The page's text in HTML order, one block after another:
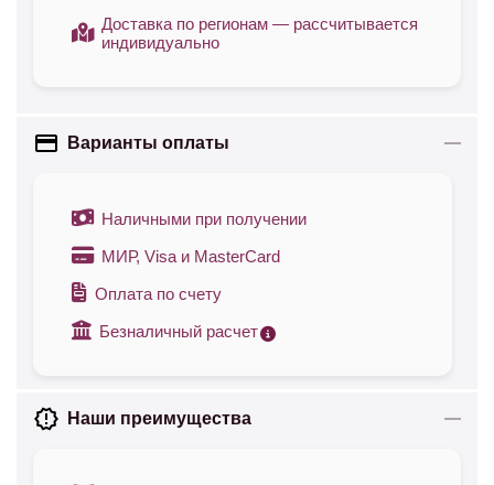
Доставка по регионам — рассчитывается
индивидуально
Варианты оплаты
Наличными при получении
МИР, Visa и MasterCard
Оплата по счету
Безналичный расчет
Наши преимущества